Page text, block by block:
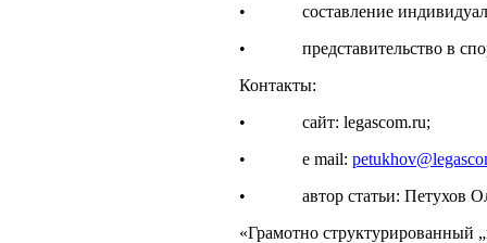
• составление
• представительство в
Контакты:
• сайт: legascom.ru;
• e mail:
• автор статьи: Петухов Олег
«Грамотно структурированный